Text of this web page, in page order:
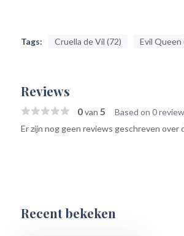
Tags: Cruella de Vil (72) Evil Queen
Reviews
0van 5 Based on 0
Er zijn nog geen reviews geschreven over
Recent bekeken